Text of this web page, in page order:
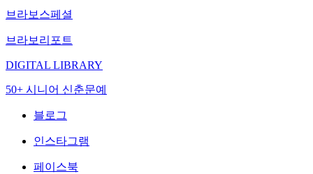
브라보스페셜
브라보리포트
DIGITAL LIBRARY
50+ 시니어 신춘문예
블로그
인스타그램
페이스북